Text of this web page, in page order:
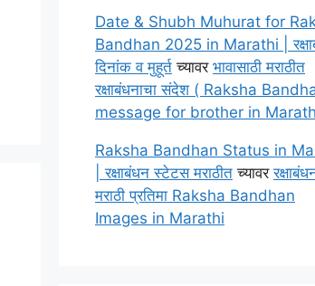
Date & Shubh Muhurat for
Bandhan 2025 in Marathi |
दिनांक व मुहूर्त च्यावर भावासाठी मराठीत
रक्षाबंधनाचा संदेश ( Raksha
message for brother in
Raksha Bandhan Status in
| रक्षाबंधन स्टेटस मराठीत च्यावर
मराठी प्रतिमा Raksha Bandhan
Images in Marathi